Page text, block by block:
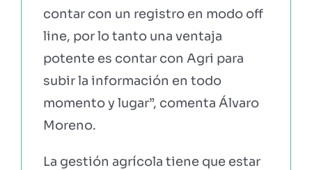
contar con un registro en modo off
line, por lo tanto una ventaja
potente es contar con Agri para
subir la información en todo
momento y lugar”, comenta Álvaro
Moreno.
La gestión agrícola tiene que estar